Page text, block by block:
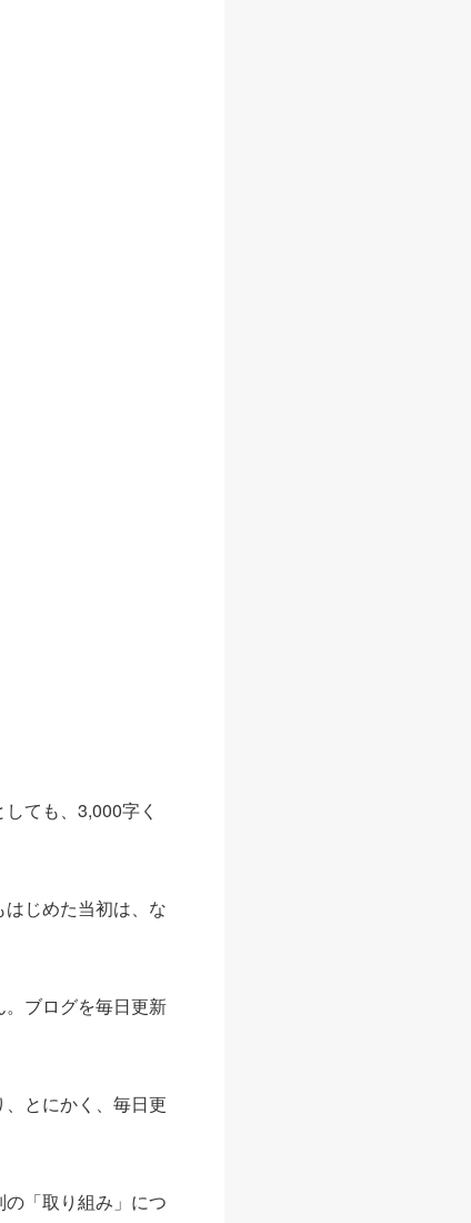
ても、3,000字く
じめた当初は、な
ブログを毎日更新
とにかく、毎日更
「取り組み」につ